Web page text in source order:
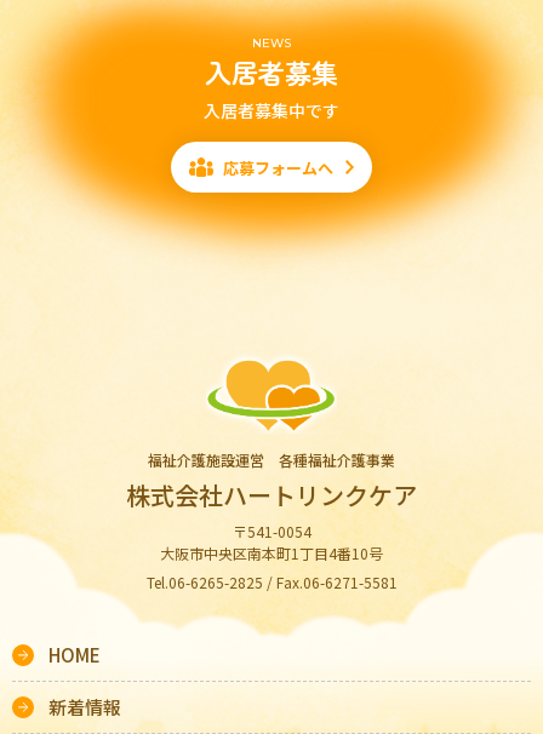
NEWS
入居者募集
入居者募集中です
応募フォームへ
福祉介護施設運営 各種福祉介護事業
株式会社ハートリンクケア
〒541-0054
大阪市中央区南本町1丁目4番10号
Tel.06-6265-2825 / Fax.06-6271-5581
HOME
新着情報